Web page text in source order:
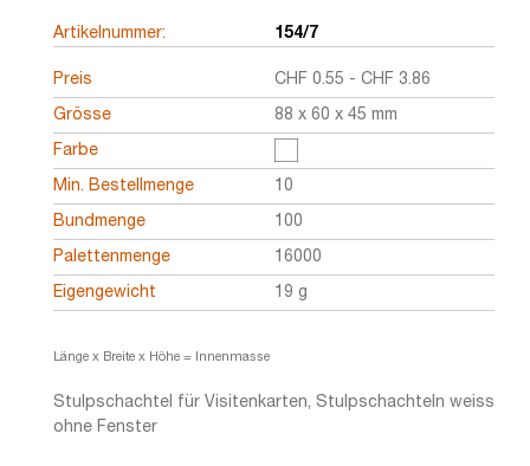
Artikelnummer: 154/7
Preis CHF 0.55 - CHF 3.86
Grösse 88 x 60 x 45 mm
Farbe
Min. Bestellmenge 10
Bundmenge 100
Palettenmenge 16000
Eigengewicht 19 g
Länge x Breite x Höhe = Innenmasse
Stulpschachtel für Visitenkarten, Stulpschachteln weiss
ohne Fenster